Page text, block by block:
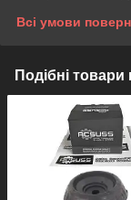
Всі умови
Подібні товари